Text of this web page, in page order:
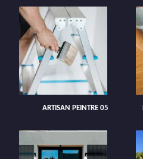
ARTISAN PEINTRE 05